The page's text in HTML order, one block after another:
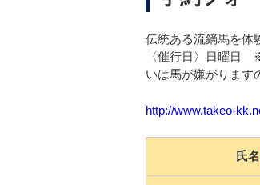
伝統ある流鏑馬を
〈催行日〉日曜日
いは馬が嫌がります
http://www.takeo-
氏名